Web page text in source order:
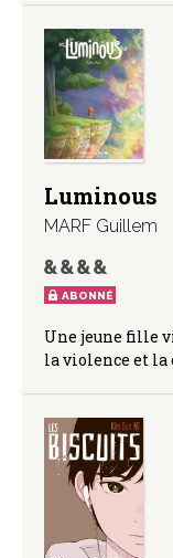
Luminous
MARF Guillem
ABONNÉ
Une jeune fille
la violence et la